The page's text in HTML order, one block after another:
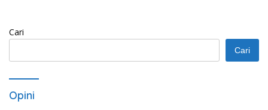
Cari
Cari
Opini